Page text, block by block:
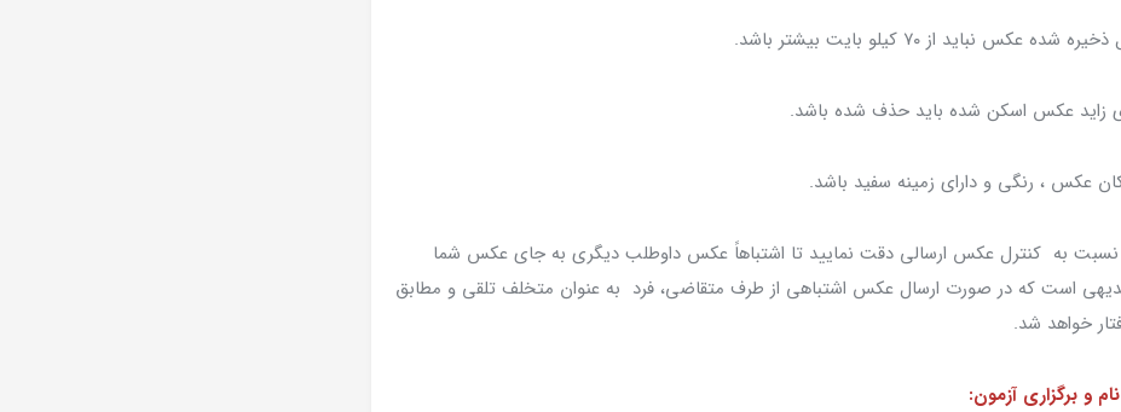
حتماً نسبت به کنترل عکس ارسالی دقت نمایید تا اشتباهاً عکس داوطلب دیگری به جای عکس شما
است که در صورت ارسال عکس اشتباهی از طرف متقاضی، فرد به عنوان متخلف تلقی و مطابق
خواهد شد.
و برگزاری آزمون: